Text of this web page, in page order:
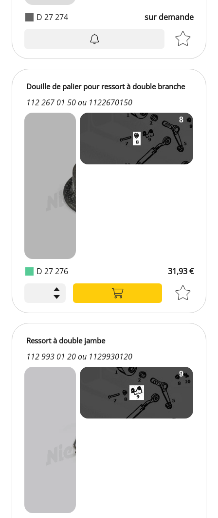
D 27 274 sur demande
D 27 276
Douille de palier pour ressort à double branche
112 267 01 50 ou 1122670150
31,93 €
Ressort à double jambe
112 993 01 20 ou 1129930120